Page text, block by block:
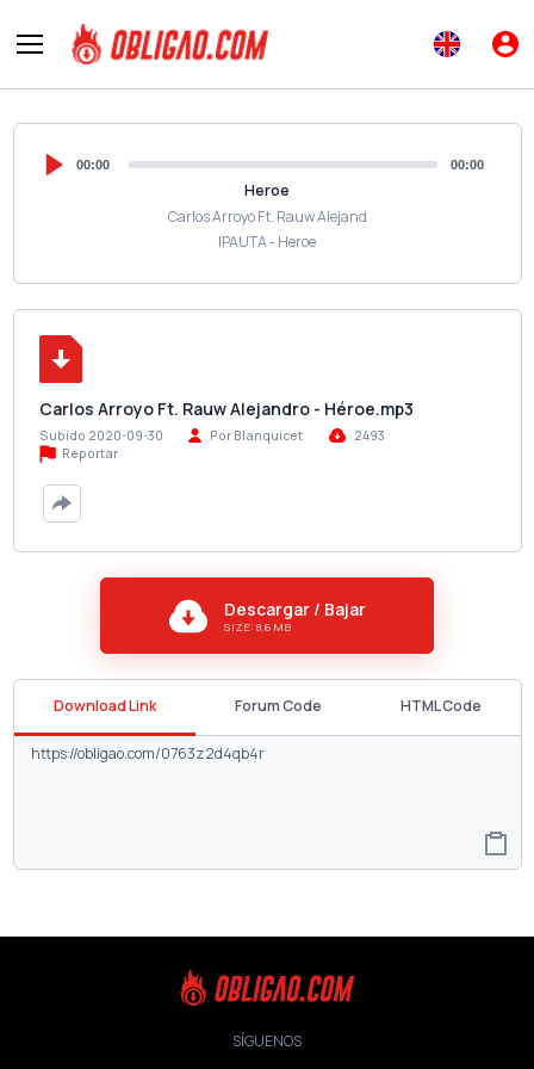
00:00 00:00
Heroe
Carlos Arroyo Ft. Rauw Alejand
IPAUTA - Heroe
Carlos Arroyo Ft. Rauw Alejandro - Héroe.mp3
Subido 2020-09-30 Por Blanquicet
2493
Reportar
Descargar / Bajar
SIZE: 8.6 MB
Download Link Forum Code HTML Code
SÍGUENOS